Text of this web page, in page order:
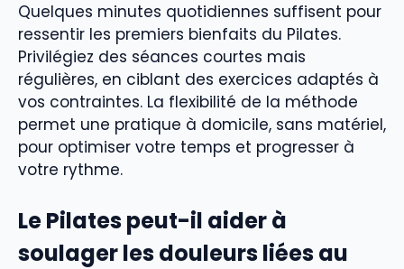
Quelques minutes quotidiennes suffisent pour
ressentir les premiers bienfaits du Pilates.
Privilégiez des séances courtes mais
régulières, en ciblant des exercices adaptés à
vos contraintes. La flexibilité de la méthode
permet une pratique à domicile, sans matériel,
pour optimiser votre temps et progresser à
votre rythme.
Le Pilates peut-il aider à
soulager les douleurs liées au